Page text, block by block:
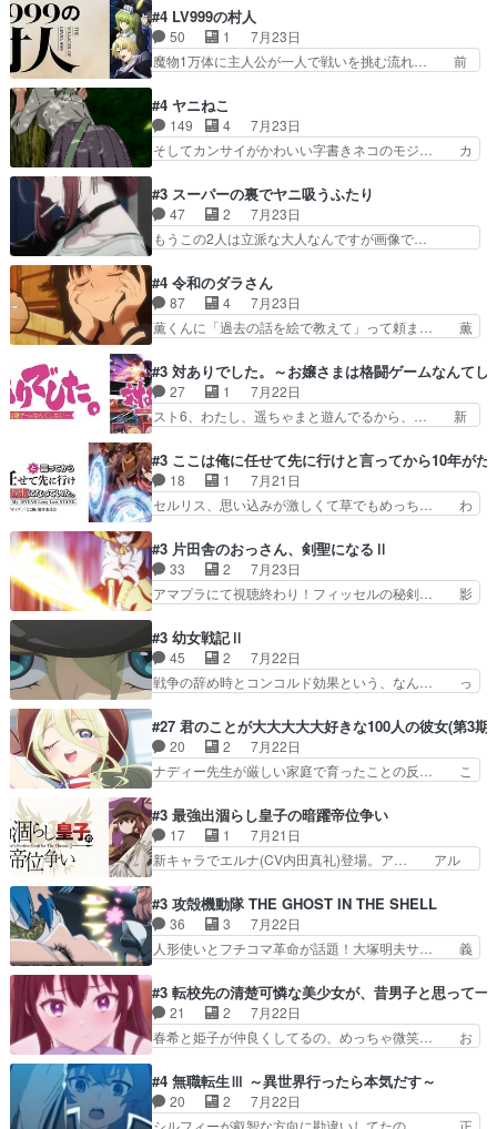
限ったことでなく、最近のアニ… 東山朱莉
（AkariHIGASHIYAM… こんなに可憐で可愛い泣
き虫メイドが僅か3…
いの良いお兄ちゃん！！現場も楽しかっ… 第３話
をｄアニメストアで視聴しました。視… ローデン
王国ホーバン領を訪れたアーク一行… 1期に引き
続き２期にも出演させていただけ… 1期の頃から
題解決特筆する事は無いが、… 今週もありがとう
ございます耳がヒクヒクな… 時計台に登ってるの
見ると挟まれないか心配…
#4 LV999の村人
50 1
7月23日
魔物1万体に主人公が一人で戦いを挑む流れ… 前
を魔物と人間に殺された鏡の生い立ち。… 勇者た
ちを信じてアリスを預ける、鏡を信じ… 勇者パー
ティが仲間になった！？会話が通じ… 鏡の過去、
辛すぎて胸が苦しくなりました…… 最初、勇者パ
コちゃんの性別が間違えられ… 鏡の両親がモンス
ターと人間にそれぞれ命を… 胸が苦しくなるほど
鏡くんの過去がとても残…
#4 ヤニねこ
149 4
7月23日
そしてカンサイがかわいい字書きネコのモジ… カ
は『ちんこ』によってリミッターが外れ… 今回は
汚い要素あまりなく普通にギャグアニ… あとアイ
キャッチが釈迦だったの本当に最高… まー、今回
もコンプライアンス違反にどこま… 達郎のオチに
ニメが好きでも大丈夫だよ」… あんな事こんな事
いっぱいさせられちゃうこ… 妹ネコちゃんのバー
ガーにタバコ入ってるの…
#3 スーパーの裏でヤニ吸うふたり
47 2
7月23日
もうこの2人は立派な大人なんですが画像で…
こ叡智でセクシー！ミストふっかけて嗅ぎ… あい
かわらず山田さんと田山さんが同一人物… 今さら
だけどずとまよのOP合ってるね。首… 佐々木と
田山さんにロマンスの香りが漂って… 佐々木さん
「ただのヤニ仲間」から「ちゃ… 田山から消臭ミ
ストを戴いてお礼返しをして… からかったつもり
なのに、思いもよらない佐…
#4 令和のダラさん
87 4
7月23日
薫くんに「過去の話を絵で教えて」って頼ま… 薫
シリアス展開になるかと思ったら全然そ… 薫が通
うは応神町立応神北小学校一方、日向… 思ったの
と違う刺客出てきたwwただ関西弁… とエピソー
ドの進みにおどろくけど、気持ち… ①作文の定番
れしてきた。ミステリアスな… 弟くんから昔の話
を絵に描いて！と言われた… 神をも恐れぬ姉弟と
ダラさんのコメディかと…
#3 対ありでした。～お嬢さまは格闘ゲームなんてし
27 1
7月22日
スト6、わたし、遥ちゃまと遊んでるから、… 新
ぁ、こんな都合よく格ゲー女子が集まるか… 規律
違反は許さない人かと負けず嫌いの可愛… 何かに
一生懸命になっている女の子はかわい… 先の一件
で綾と美緒は親しくなる。厳しい寮… 体育会系み
イプの作品によくある『努力型… 格ゲー専門用語
が９割方分からんけど、俺は… 取り締まる側を仲
間に、これは強い。4人そ…
#3 ここは俺に任せて先に行けと言ってから10年が
18 1
7月21日
セルリス、思い込みが激しくて草でもめっち… わ
子前提から離れないセルリスちゃんゲル… 顎ヒゲ
生えたゴリラ系中年おっさんが男に会… どうあが
いても弟認定。ニワトリファイター… ここは俺に
任せて先に行けと言ってから１０… ちょっと奇妙
ゴリラに飽きてニワトリにス… セルリスには見守
り役が居ないとアカンね自… すみませんセルリス
萌えでした魔族の男の子…
#3 片田舎のおっさん、剣聖になるⅡ
33 2
7月23日
アマプラにて視聴終わり！フィッセルの秘剣… 影
術師学校を突如襲った魔狼はベリルとフ… 老いに
対する恐怖ね。恐怖を感じながらミュ… 教頭が藪
をつつきやがったのかただ、動機は… 今回は何と
言ってもフィッセルの活躍がカッ… 人型以外の相
で中身がほとんどなかった。… 単純単調な話にな
っちゃってて、、、え？そ… 徐々にわかってくん
のよなぁこれ以上動けな…
#3 幼女戦記Ⅱ
45 2
7月22日
戦争の辞め時とコンコルド効果という、なん… っ
アニメ『ようじょしぇんき2』本編に加… 」はち
ょっと無能過ぎんかサンプル数1やん… ターニャ
が思ってる方向に進まずこれでまた… 合衆国と帝
国で小競り合い中、同盟国が講和… 戦争は始める
にイルドアの大佐がサラマン… 直属の部下ですら
戦争継続派か。。戦争は始… 「（あの量の差が気
になるッ!!!）」ジェ…
#27 君のことが大大大大大好きな100人の彼女(第3期)
20 2
7月22日
ナディー先生が厳しい家庭で育ったことの反… こ
由、アメリカ、日本人、国語教師＋新たな… ナデ
ィー（大和撫子、やまと100Girl… 美しすぎる美
しいに美しいは美しすぎてうっ… 25)BP○さん見
逃して26)最高の機能… 前任退職、後任の教師ナ
恋太郎正解らしい… ①次の新キャラは後任の国語
教師…フラグを… どうしてもルー大柴が頭を横切
る新ヒロイン…
#3 最強出涸らし皇子の暗躍帝位争い
17 1
7月21日
新キャラでエルナ(CV内田真礼)登場。ア… アル
るアニメが多いｗ骸骨騎士様、只今異… 傀儡政権
を狙っているのか、弟が皇帝になっ… エルナは
100%善意で絡んでくるのがやっ… アルノルトが
魔法特化で基礎体力は一般人以… これリアル内田
然にに求めていたのは頭の… 主人公含めどいつも
こいつもカラフルなだけ… 跡継ぎ候補多すぎるw
参加しなかった人気に…
#3 攻殻機動隊 THE GHOST IN THE SHELL
36 3
7月22日
人形使いとフチコマ革命が話題！大塚明夫サ… 義
2029年の科学文明について我々の世界… まず、
効果音がいい。私が思うに、銃撃戦が… いきなり
のハラハラ感。犯人をどんどん追い… 擬似記憶な
の本物なのか分からないと思う？… をバンダイチ
OVAならアリかな。ICT… 冒頭のアクションから
釘付けだった。皆人形… ひとつの単体の作品とし
#3 転校先の清楚可憐な美少女が、昔男子と思って一
21 2
7月22日
春希と姫子が仲良くしてるの、めっちゃ微笑… お
堂さんが女性だってことみんな知らなか… 姫子さ
んと三岳さんがラストに姫子さんのお… 初めて夜
のコンビニに行った隼人と姫子は偶… こういう学
#4 無職転生Ⅲ ～異世界行ったら本気だす～
20 2
7月22日
シルフィーが叡智な方向に勘違いしてたの、… 正